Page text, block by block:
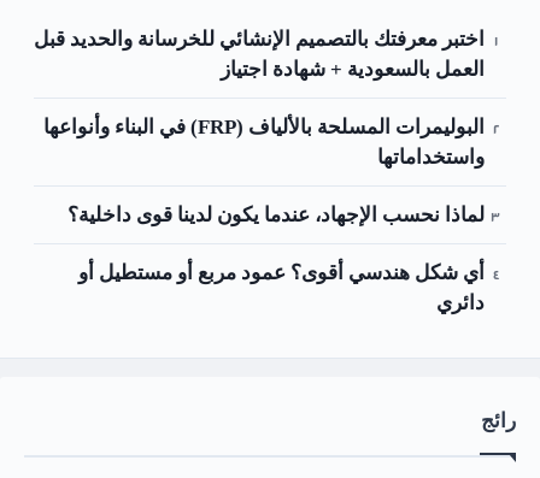
اختبر معرفتك بالتصميم الإنشائي للخرسانة والحديد قبل
العمل بالسعودية + شهادة اجتياز
البوليمرات المسلحة بالألياف (FRP) في البناء وأنواعها
واستخداماتها
لماذا نحسب الإجهاد، عندما يكون لدينا قوى داخلية؟
أي شكل هندسي أقوى؟ عمود مربع أو مستطيل أو
دائري
رائج